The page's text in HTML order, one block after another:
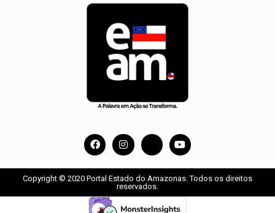
Copyright © 2020 Portal Estado do Amazonas. Todos os direitos
reservados.